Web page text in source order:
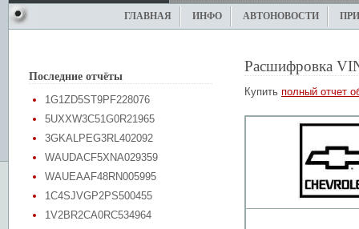
ГЛАВНАЯ ИНФО АВТОНОВОСТИ
Последние отчёты
1G1ZD5ST9PF228076
5UXXW3C51G0R21965
3GKALPEG3RL402092
WAUDACF5XNA029359
WAUEAAF48RN005995
1C4SJVGP2PS500455
1V2BR2CA0RC534964
Расшифровка
Купить полный отчет